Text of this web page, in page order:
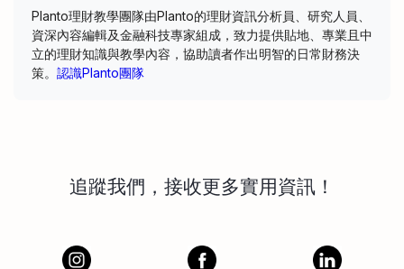
Planto理財教學團隊由Planto的理財資訊分析員、研究人員、
資深內容編輯及金融科技專家組成，致力提供貼地、專業且中
立的理財知識與教學內容，協助讀者作出明智的日常財務決
策。 認識Planto團隊
追蹤我們，接收更多實用資訊！